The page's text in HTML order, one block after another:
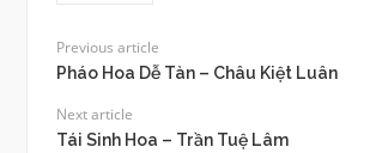
Previous article
Pháo Hoa Dễ Tàn – Châu Kiệt Luân
Next article
Tái Sinh Hoa – Trần Tuệ Lâm